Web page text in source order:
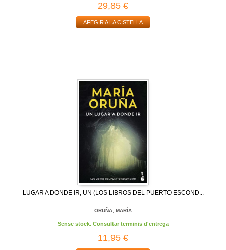
29,85 €
AFEGIR A LA CISTELLA
LUGAR A DONDE IR, UN (LOS LIBROS DEL PUERTO ESCOND...
ORUÑA, MARÍA
Sense stock. Consultar terminis d'entrega
11,95 €